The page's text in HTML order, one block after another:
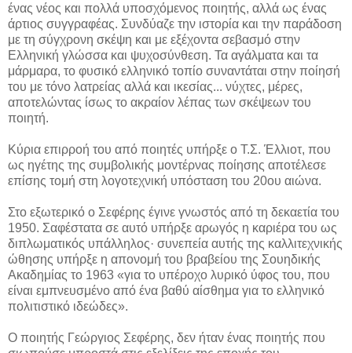
ένας νέος και πολλά υποσχόμενος ποιητής, αλλά ως ένας
άρτιος συγγραφέας. Συνδύαζε την ιστορία και την παράδοση
με τη σύγχρονη σκέψη και με εξέχοντα σεβασμό στην
Ελληνική γλώσσα και ψυχοσύνθεση. Τα αγάλματα και τα
μάρμαρα, το φυσικό ελληνικό τοπίο συναντάται στην ποίησή
του με τόνο λατρείας αλλά και ικεσίας... νύχτες, μέρες,
αποτελώντας ίσως το ακραίον λέπας των σκέψεων του
ποιητή.
Κύρια επιρροή του από ποιητές υπήρξε ο Τ.Σ. Έλλιοτ, που
ως ηγέτης της συμβολικής μοντέρνας ποίησης αποτέλεσε
επίσης τομή στη λογοτεχνική υπόσταση του 20ου αιώνα.
Στο εξωτερικό ο Σεφέρης έγινε γνωστός από τη δεκαετία του
1950. Σαφέστατα σε αυτό υπήρξε αρωγός η καριέρα του ως
διπλωματικός υπάλληλος· συνεπεία αυτής της καλλιτεχνικής
ώθησης υπήρξε η απονομή του βραβείου της Σουηδικής
Ακαδημίας το 1963 «για το υπέροχο λυρικό ύφος του, που
είναι εμπνευσμένο από ένα βαθύ αίσθημα για το ελληνικό
πολιτιστικό ιδεώδες».
Ο ποιητής Γεώργιος Σεφέρης, δεν ήταν ένας ποιητής που